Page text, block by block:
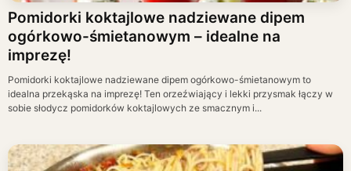
Pomidorki koktajlowe nadziewane dipem
ogórkowo-śmietanowym – idealne na
imprezę!
Pomidorki koktajlowe nadziewane dipem ogórkowo-śmietanowym to
idealna przekąska na imprezę! Ten orzeźwiający i lekki przysmak łączy w
sobie słodycz pomidorków koktajlowych ze smacznym i...